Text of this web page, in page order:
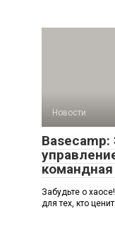
Новости
Забудьте о
для тех, кто